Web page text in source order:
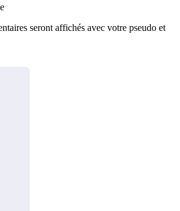
seront affichés avec votre pseudo et